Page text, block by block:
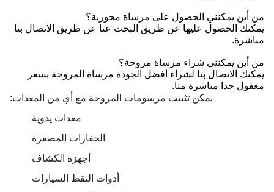
من أين يمكنني الحصول على مرساة محورية؟
يمكنك الحصول عليها عن طريق البحث عنا عن طريق الاتصال بنا
مباشرة.
من أين يمكنني شراء مرساة مروحة؟
يمكنك الاتصال بنا لشراء أفضل الجودة مرساة المروحة بسعر
معقول جدا مباشرة منا.
يمكن تثبيت مرسومات المروحة مع أي من المعدات:
معدات يدوية
الحفارات المصغرة
أجهزة الكشاف
أدوات التقط السيارات